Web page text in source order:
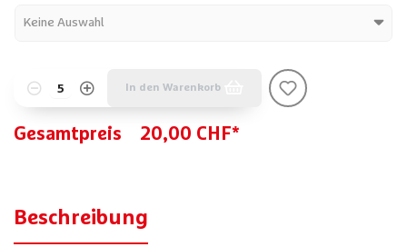
Gesamtpreis 20,00 CHF*
In den Warenkorb
Beschreibung